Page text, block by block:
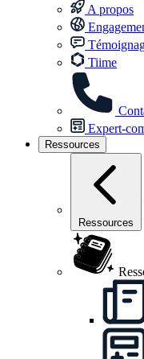
A propos
Tiime
Expert-
Ressources
Ressources